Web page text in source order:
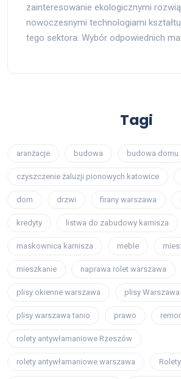
zainteresowanie ekologicznymi
nowoczesnymi technologiami
tego sektora. Wybór odpowiednich
Tagi
aranżacje budowa budowa domu
czyszczenie żaluzji pionowych katowice
dom drzwi firany warszawa
kredyty listwa do zabudowy karnisza
maskownica karnisza meble
mieszkanie naprawa rolet warszawa
plisy okienne warszawa plisy
plisy warszawa tanio prawo
rolety antywłamaniowe Rzeszów
rolety antywłamaniowe warszawa